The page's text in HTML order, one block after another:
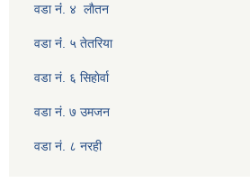
वडा नंं. ४ लाैतन
वडा नंं. ५ तेतरिया
वडा नं. ६ सिहाेर्वा
वडा नं. ७ उमजन
वडा नं. ८ नरही